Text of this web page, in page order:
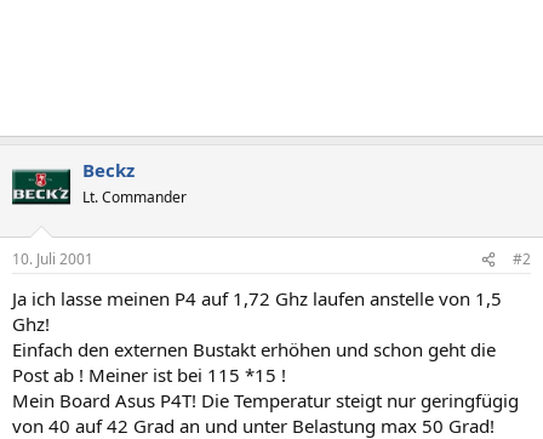
Beckz
Lt. Commander
10. Juli 2001 #2
Ja ich lasse meinen P4 auf 1,72 Ghz laufen anstelle von 1,5
Ghz!
Einfach den externen Bustakt erhöhen und schon geht die
Post ab ! Meiner ist bei 115 *15 !
Mein Board Asus P4T! Die Temperatur steigt nur geringfügig
von 40 auf 42 Grad an und unter Belastung max 50 Grad!